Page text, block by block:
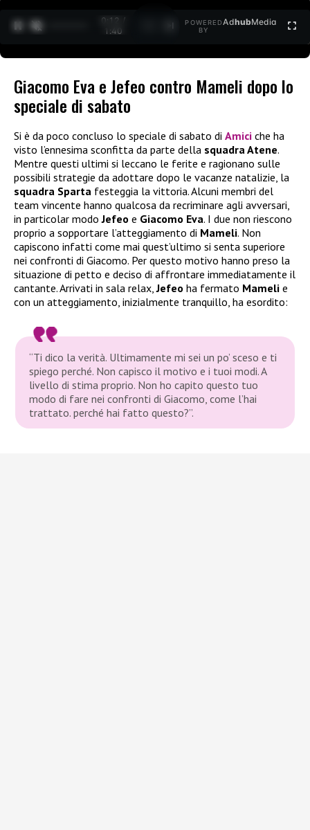
0:12 /
1:40
POWERED
BY
AdhubMedia
Giacomo Eva e Jefeo contro Mameli dopo lo
speciale di sabato
Si è da poco concluso lo speciale di sabato di Amici che ha
visto l’ennesima sconfitta da parte della squadra Atene.
Mentre questi ultimi si leccano le ferite e ragionano sulle
possibili strategie da adottare dopo le vacanze natalizie, la
squadra Sparta festeggia la vittoria. Alcuni membri del
team vincente hanno qualcosa da recriminare agli avversari,
in particolar modoJefeo e Giacomo Eva. I due non riescono
proprio a sopportare l’atteggiamento di Mameli. Non
capiscono infatti come mai quest’ultimo si senta superiore
nei confronti di Giacomo. Per questo motivo hanno preso la
situazione di petto e deciso di affrontare immediatamente il
cantante. Arrivati in sala relax,Jefeo ha fermato Mameli e
con un atteggiamento, inizialmente tranquillo, ha esordito:
“Ti dico la verità. Ultimamente mi sei un po’ sceso e ti
spiego perché. Non capisco il motivo e i tuoi modi. A
livello di stima proprio. Non ho capito questo tuo
modo di fare nei confronti di Giacomo, come l’hai
trattato. perché hai fatto questo?”.